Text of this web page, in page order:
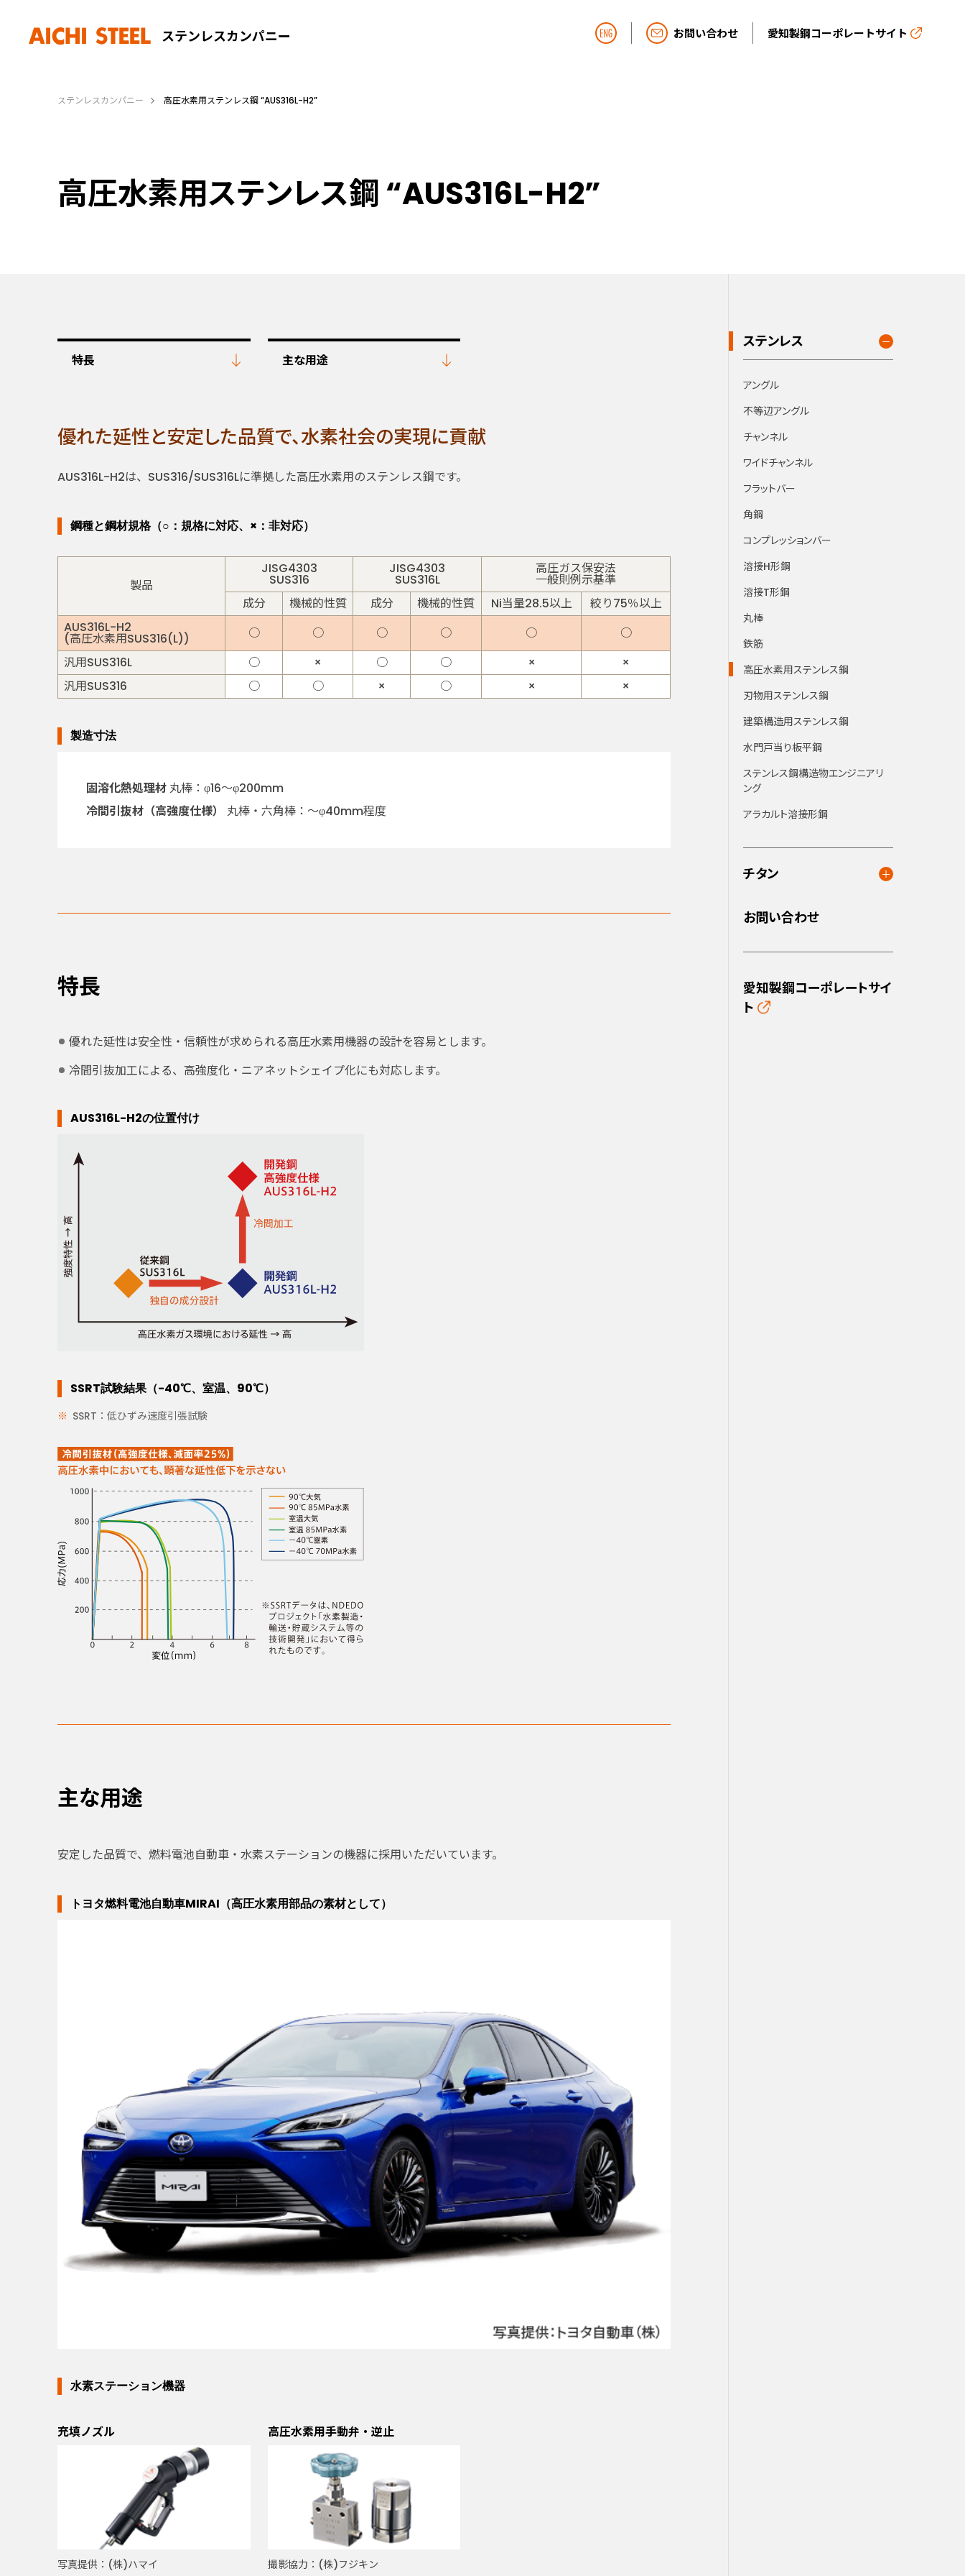
ステンレスカンパニー お問い合わせ 愛知製鋼コーポレートサイト
ステンレスカンパニー 高圧水素用ステンレス鋼 “AUS316L-H2”
高圧水素用ステンレス鋼 “AUS316L-H2”
特長 主な用途
優れた延性と安定した品質で、水素社会の実現に貢献
AUS316L-H2は、SUS316/SUS316Lに準拠した高圧水素用のステンレス鋼です。
鋼種と鋼材規格（○：規格に対応、×：非対応）
製品
JISG4303
SUS316
JISG4303
SUS316L
高圧ガス保安法
一般則例示基準
成分
機械的性質 成分 機械的性質 Ni当量28.5以上
絞り75％以上
AUS316L-H2
(高圧水素用SUS316(L)) ○ ○ ○ ○ ○
○
汎用SUS316L
○ × ○ ○ ×
×
汎用SUS316
○ ○ × ○ × ×
製造寸法
固溶化熱処理材丸棒：φ16～φ200mm
冷間引抜材（高強度仕様）
丸棒・六角棒：～φ40mm程度
特長
優れた延性は安全性・信頼性が求められる高圧水素用機器の設計を容易とします。
冷間引抜加工による、高強度化・ニアネットシェイプ化にも対応します。
AUS316L-H2の位置付け
SSRT試験結果（-40℃、室温、90℃）
SSRT：低ひずみ速度引張試験
主な用途
安定した品質で、燃料電池自動車・水素ステーションの機器に採用いただいています。
トヨタ燃料電池自動車MIRAI（高圧水素用部品の素材として）
水素ステーション機器
充填ノズル
写真提供：(株)ハマイ
高圧水素用手動弁・逆止
撮影協力：(株)フジキン
ステンレス
アングル
不等辺アングル
チャンネル
ワイドチャンネル
フラットバー
角鋼
コンプレッションバー
溶接H形鋼
溶接T形鋼
丸棒
鉄筋
高圧水素用ステンレス鋼
刃物用ステンレス鋼
建築構造用ステンレス鋼
水門戸当り板平鋼
ステンレス鋼構造物エンジニアリ
ング
アラカルト溶接形鋼
チタン
お問い合わせ
愛知製鋼コーポレートサイ
ト